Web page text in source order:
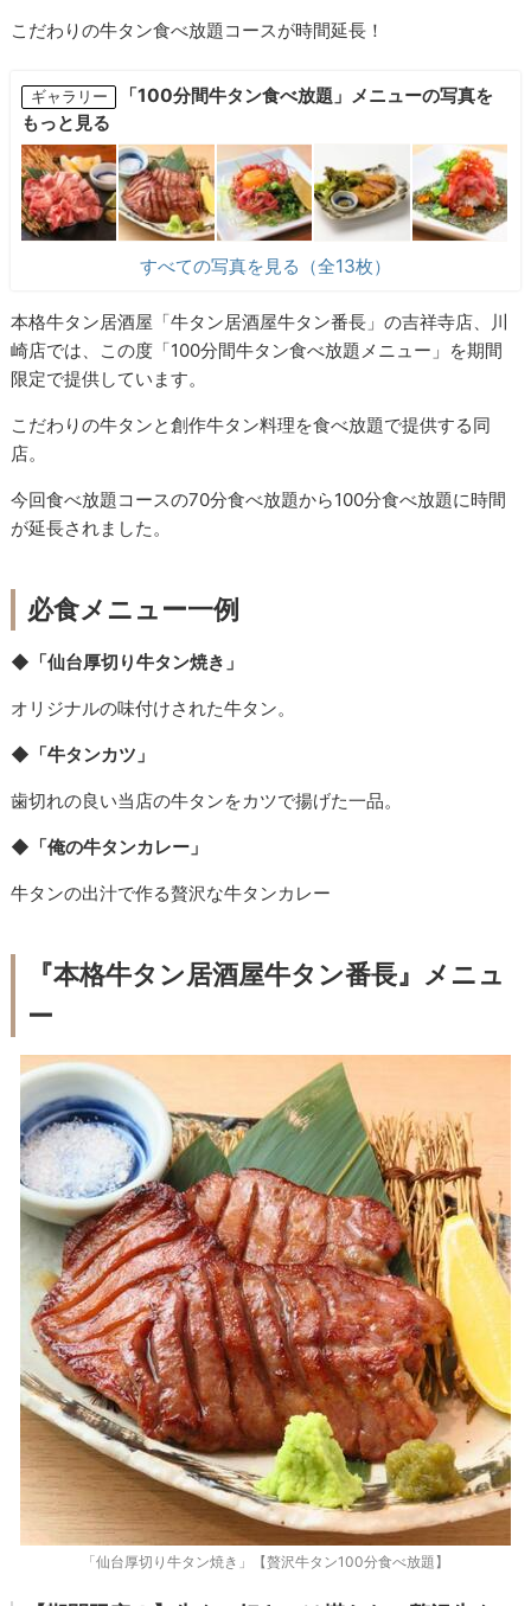
こだわりの牛タン食べ放題コースが時間延長！
ギャラリー
「100分間牛タン食べ放題」メニューの写真を
もっと見る
すべての写真を見る（全13枚）
本格牛タン居酒屋「牛タン居酒屋牛タン番長」の吉祥寺店、川
崎店では、この度「100分間牛タン食べ放題メニュー」を期間
限定で提供しています。
こだわりの牛タンと創作牛タン料理を食べ放題で提供する同
店。
今回食べ放題コースの70分食べ放題から100分食べ放題に時間
が延長されました。
必食メニュー一例
◆「仙台厚切り牛タン焼き」
オリジナルの味付けされた牛タン。
◆「牛タンカツ」
歯切れの良い当店の牛タンをカツで揚げた一品。
◆「俺の牛タンカレー」
牛タンの出汁で作る贅沢な牛タンカレー
『本格牛タン居酒屋牛タン番長』メニュ
ー
「仙台厚切り牛タン焼き」【贅沢牛タン100分食べ放題】